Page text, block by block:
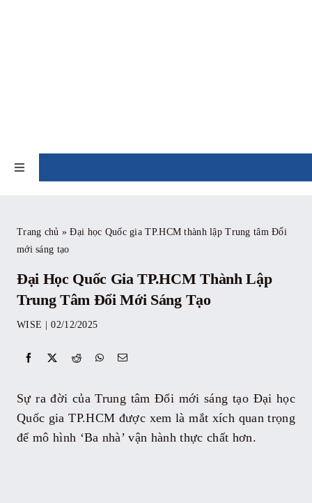
Toggle
Navigation
Giới thiệu
Tin tức
Tài liệu
Trang chủ »Đại học Quốc gia TP.HCM thành lập Trung tâm Đổi
mới sáng tạo
Đại Học Quốc Gia TP.HCM Thành Lập
Trung Tâm Đổi Mới Sáng Tạo
WISE 02/12/2025
Sự ra đời của Trung tâm Đổi mới sáng tạo Đại học
Quốc gia TP.HCM được xem là mắt xích quan trọng
để mô hình ‘Ba nhà’ vận hành thực chất hơn.